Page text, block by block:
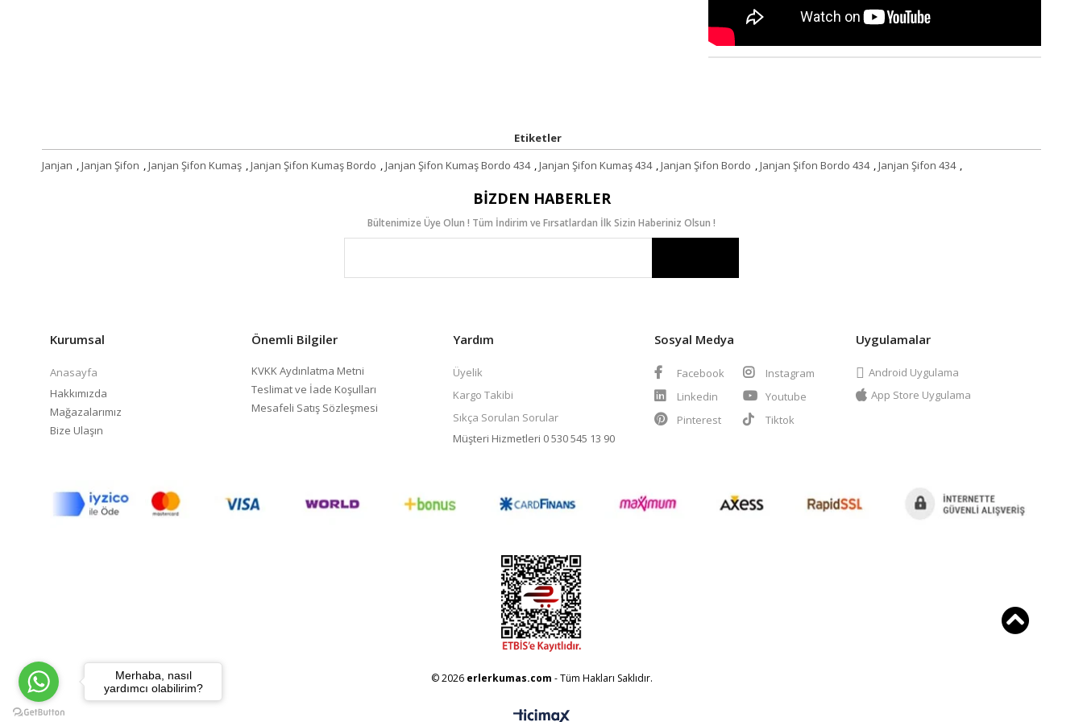
Etiketler
Janjan ,Janjan Şifon ,Janjan Şifon Kumaş ,Janjan Şifon Kumaş Bordo ,Janjan Şifon Kumaş Bordo 434 ,Janjan Şifon Kumaş 434 ,Janjan Şifon Bordo ,Janjan Şifon Bordo 434 ,Janjan Şifon 434 ,
BIZDEN HABERLER
Bültenimize Üye Olun ! Tüm İndirim ve Fırsatlardan İlk Sizin Haberiniz Olsun !
Kurumsal
Anasayfa
Hakkımızda
Mağazalarımız
Bize Ulaşın
Önemli Bilgiler
KVKK Aydınlatma Metni
Teslimat ve İade Koşulları
Mesafeli Satış Sözleşmesi
Yardım
Üyelik
Kargo Takibi
Sıkça Sorulan Sorular
Müşteri Hizmetleri 0 530 545 13 90
Sosyal Medya
Facebook
Instagram
Linkedin
Youtube
Pinterest
Tiktok
Uygulamalar
Android Uygulama
App Store Uygulama
© 2026 erlerkumas.com - Tüm Hakları Saklıdır.
Merhaba, nasıl
yardımcı olabilirim?